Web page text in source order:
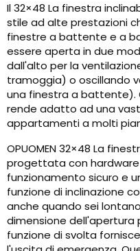
Il 32×48 La finestra
stile ad alte prestazioni
finestre a battente e a
essere aperta in due
dall'alto per la
tramoggia) o oscillando
una finestra a battente).
rende adatto ad una
appartamenti a molti
OPUOMEN 32×48 La
progettata con
funzionamento sicuro e
funzione di inclinazione
anche quando sei
dimensione dell'apertura
funzione di svolta